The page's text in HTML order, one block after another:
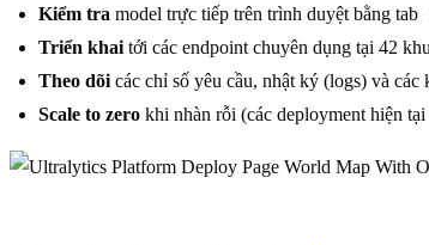
Kiểm tra model trực tiếp trên trình duyệt bằng tab
Triển khai tới các endpoint chuyên dụng tại 42
Theo dõi các chỉ số yêu cầu, nhật ký (logs) và
Scale to zero khi nhàn rỗi (các deployment hiện